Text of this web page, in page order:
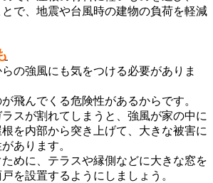
で、地震や台風時の建物の負荷を軽減
の強風にも気をつける必要がありま
飛んでくる危険性があるからです。
スが割れてしまうと、強風が家の中に
を内部から突き上げて、大きな被害に
あります。
めに、テラスや縁側などに大きな窓を
を設置するようにしましょう。